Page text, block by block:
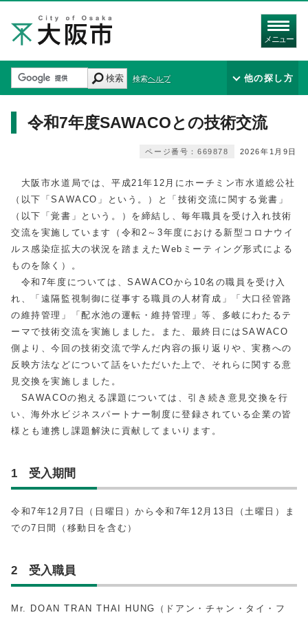
メニュー
検索 検索ヘルプ 他の探し方
令和7年度SAWACOとの技術交流
2026年1月9日
ページ番号：669878
大阪市水道局では、平成21年12月にホーチミン市水道総公社
（以下「SAWACO」という。）と「技術交流に関する覚書」
（以下「覚書」という。）を締結し、毎年職員を受け入れ技術
交流を実施しています（令和2～3年度における新型コロナウイ
ルス感染症拡大の状況を踏まえたWebミーティング形式による
ものを除く）。
令和7年度については、SAWACOから10名の職員を受け入
れ、「遠隔監視制御に従事する職員の人材育成」「大口径管路
の維持管理」「配水池の運転・維持管理」等、多岐にわたるテ
ーマで技術交流を実施しました。また、最終日にはSAWACO
側より、今回の技術交流で学んだ内容の振り返りや、実務への
反映方法などについて話をいただいた上で、それらに関する意
見交換を実施しました。
SAWACOの抱える課題については、引き続き意見交換を行
い、海外水ビジネスパートナー制度に登録されている企業の皆
様とも連携し課題解決に貢献してまいります。
1 受入期間
令和7年12月7日（日曜日）から令和7年12月13日（土曜日）ま
での7日間（移動日を含む）
2 受入職員
Mr. DOAN TRAN THAI HUNG（ドアン・チャン・タイ・フ